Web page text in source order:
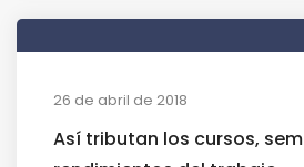
26 de abril de 2018
Así tributan los cursos,